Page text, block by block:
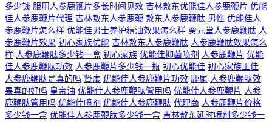
多少钱 服用人参鹿鞭片多长时间见效 吉林敖东优能佳人参鹿鞭片 优能
佳人参鹿鞭片代理 吉林敖东人参鹿鞭 敖东人参鹿鞭肽 男性 优能佳人
参鹿鞭片怎么样 优能佳男士养护精油效果怎么样 葵元堂人参鹿鞭肽 人
参鹿鞭片效果 初心家族优能 吉林敖东人参鹿鞭肽 人参鹿鞭肽效果怎么
样 人参鹿鞭肽多少钱一盒 初心家族 优能佳抑菌喷剂 人参鹿鞭片 优能
佳人参鹿鞭肽功效 人参鹿鞭片多少钱一瓶 初心优能佳 初心家族王佳
人参鹿鞭肽是真的吗 肾虚 优能佳人参鹿鞭片功效 鹿尾 人参鹿鞭肽效
果真的好吗 皇帝油 优能佳人参鹿鞭肽管用吗 优能佳人参鹿鞭片 人参
鹿鞭肽管用吗 优能佳喷剂 优能佳人参鹿鞭肽 代理商 人参鹿鞭片价格
多少钱一盒 优能佳人参鹿鞭肽多少钱一盒 吉林敖东延时喷剂多少钱一